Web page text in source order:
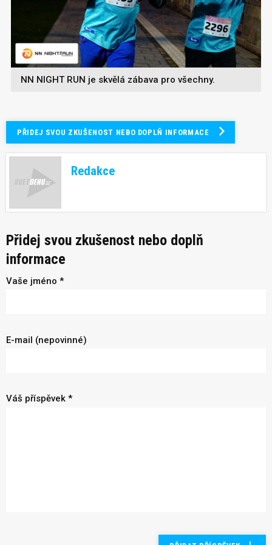
NN NIGHT RUN je skvělá zábava pro všechny.
PŘIDEJ SVOU ZKUŠENOST NEBO DOPLŇ INFORMACE
Redakce
Přidej svou zkušenost nebo doplň
informace
Vaše jméno *
E-mail (nepovinné)
Váš příspěvek *